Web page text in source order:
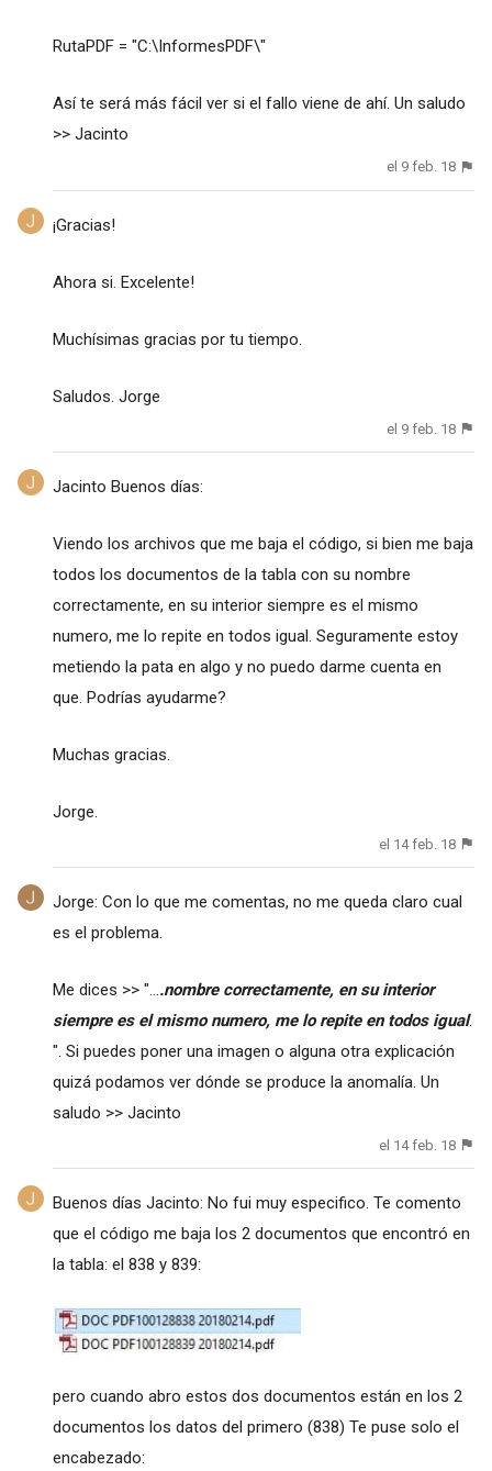
RutaPDF = "C:\InformesPDF\"
Así te será más fácil ver si el fallo viene de ahí. Un saludo
>> Jacinto
el 9 feb. 18
¡Gracias!
Ahora si. Excelente!
Muchísimas gracias por tu tiempo.
Saludos. Jorge
el 9 feb. 18
Jacinto Buenos días:
Viendo los archivos que me baja el código, si bien me baja
todos los documentos de la tabla con su nombre
correctamente, en su interior siempre es el mismo
numero, me lo repite en todos igual. Seguramente estoy
metiendo la pata en algo y no puedo darme cuenta en
que. Podrías ayudarme?
Muchas gracias.
Jorge.
el 14 feb. 18
Jorge: Con lo que me comentas, no me queda claro cual
es el problema.
Me dices >> "....nombre correctamente, en su interior
siempre es el mismo numero, me lo repite en todos igual.
". Si puedes poner una imagen o alguna otra explicación
quizá podamos ver dónde se produce la anomalía. Un
saludo >> Jacinto
el 14 feb. 18
Buenos días Jacinto: No fui muy especifico. Te comento
que el código me baja los 2 documentos que encontró en
la tabla: el 838 y 839:
pero cuando abro estos dos documentos están en los 2
documentos los datos del primero (838) Te puse solo el
encabezado: